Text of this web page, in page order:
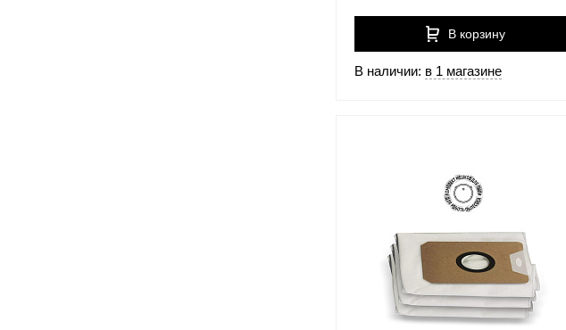
В корзину
В наличии: в 1 магазине